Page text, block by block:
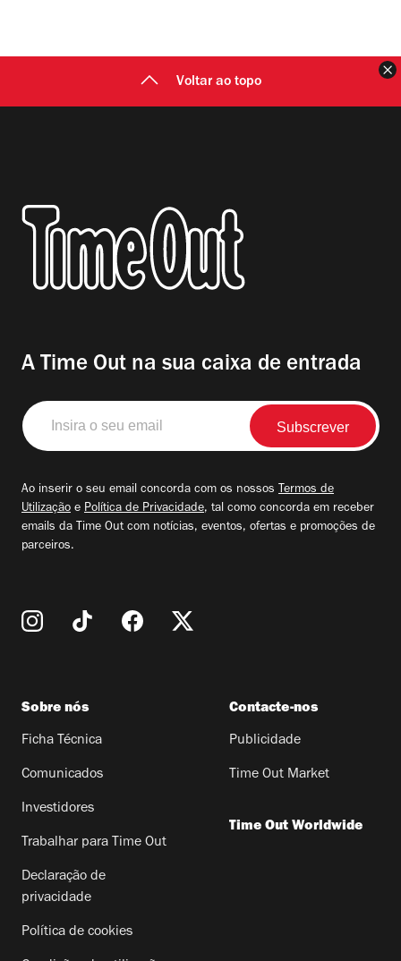
Voltar ao topo
A Time Out na sua caixa de entrada
Insira
o
seu
Ao inserir o seu email concorda com os nossos Termos de
Utilização e Política de Privacidade, tal como concorda em receber
emails da Time Out com notícias, eventos, ofertas e promoções de
parceiros.
Sobre nós
Ficha Técnica
Comunicados
Investidores
Trabalhar para Time Out
Declaração de
privacidade
Política de cookies
Contacte-nos
Publicidade
Time Out Market
Time Out Worldwide